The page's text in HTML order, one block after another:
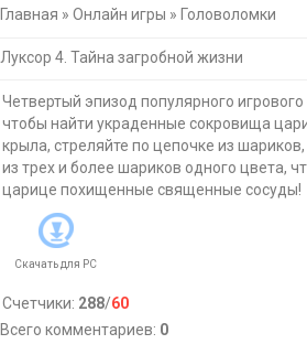
Главная » Онлайн игры » Головоломки
Луксор 4. Тайна загробной жизни
Четвертый эпизод популярного
чтобы найти украденные сокровища
крыла, стреляйте по цепочке из
из трех и более шариков одного цвета,
царице похищенные священные сосуды!
Скачать для PC
Счетчики: 288/60
Всего комментариев: 0